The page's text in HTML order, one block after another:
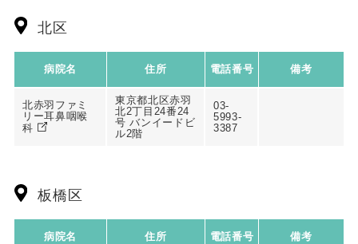
北区
病院名 住所 電話番号 備考
北赤羽ファミ
リー耳鼻咽喉
科
東京都北区赤羽
北2丁目24番24
号 バンイードビ
ル2階
03-
5993-
3387
板橋区
病院名 住所 電話番号 備考